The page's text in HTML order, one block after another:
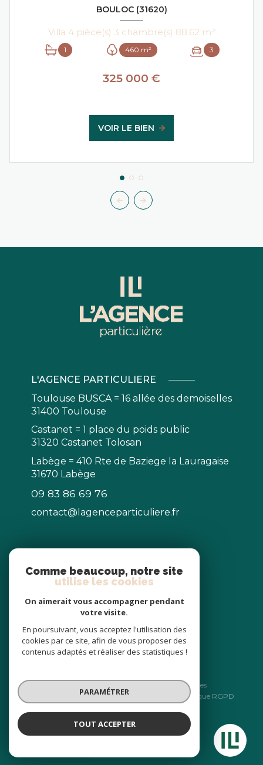
L'AGENCE PARTICULIERE
BOULOC (31620)
Villa 4 pièce(s) 3 chambre(s) 88.62 m²
1 460 m² 3
325 000 €
VOIR LE BIEN
L'AGENCE PARTICULIERE
Toulouse BUSCA = 16 allée des demoiselles
31400 Toulouse
Castanet = 1 place du poids public
31320 Castanet Tolosan
Labège = 410 Rte de Baziege la Lauragaise
31670 Labège
09 83 86 69 76
contact@lagenceparticuliere.fr
Nous suivre
Nos partenaires
Mentions légales
Politique RGPD
Réalisé par :
Comme beaucoup, notre site
utilise les cookies
On aimerait vous accompagner pendant
votre visite.
En poursuivant, vous acceptez l'utilisation des
cookies par ce site, afin de vous proposer des
contenus adaptés et réaliser des statistiques !
PARAMÉTRER
TOUT ACCEPTER